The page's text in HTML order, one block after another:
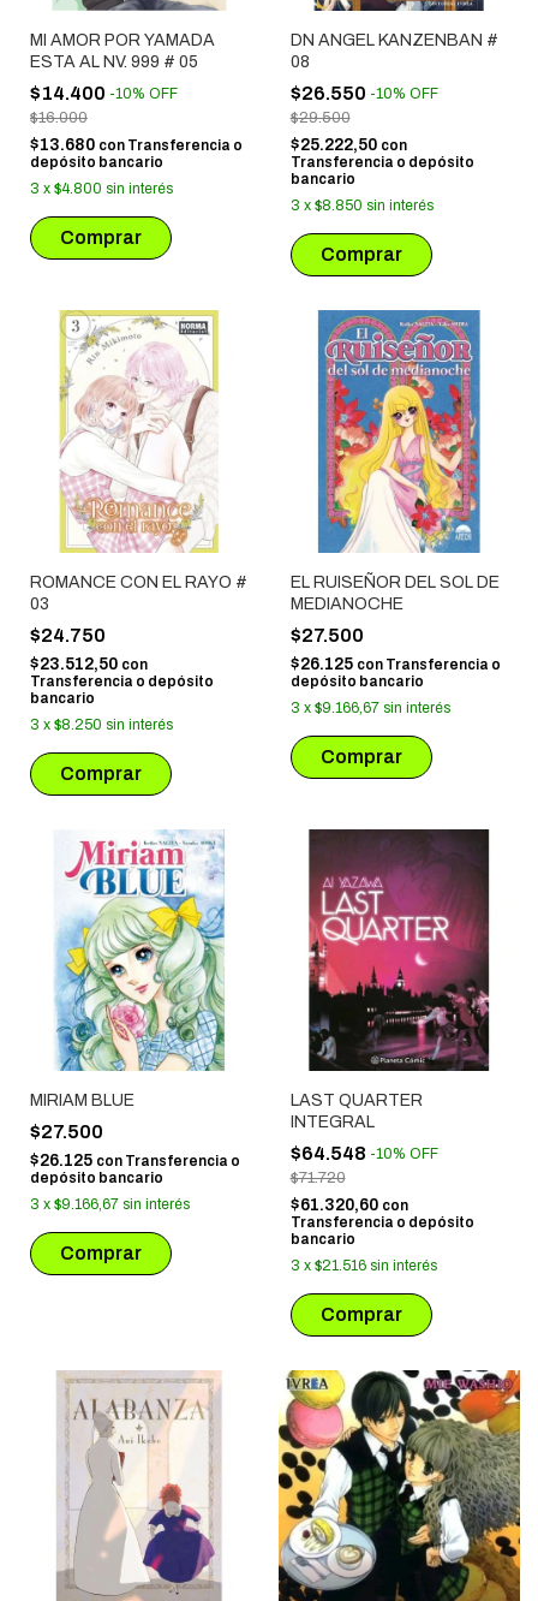
MI AMOR POR YAMADA
ESTA AL NV. 999 # 05
$14.400 -10% OFF
$16.000
$13.680 con Transferencia o
depósito bancario
3 x $4.800 sin interés
DN ANGEL KANZENBAN #
08
$26.550 -10% OFF
$29.500
$25.222,50 con
Transferencia o depósito
bancario
3 x $8.850 sin interés
ROMANCE CON EL RAYO #
03
$24.750
$23.512,50 con
Transferencia o depósito
bancario
3 x $8.250 sin interés
EL RUISEÑOR DEL SOL DE
MEDIANOCHE
$27.500
$26.125 con Transferencia o
depósito bancario
3 x $9.166,67 sin interés
MIRIAM BLUE
$27.500
$26.125 con Transferencia o
depósito bancario
3 x $9.166,67 sin interés
LAST QUARTER
INTEGRAL
$64.548 -10% OFF
$71.720
$61.320,60 con
Transferencia o depósito
bancario
3 x $21.516 sin interés